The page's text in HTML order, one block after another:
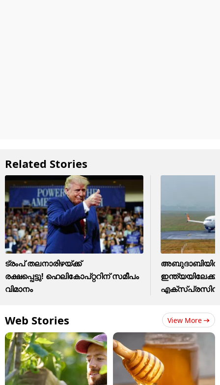
Related Stories
ട്രംപ് തലനാരിഴയ്ക്ക്
രക്ഷപ്പെട്ടു! ഹെലികോപ്റ്ററിന് സമീപം
വിമാനം
അബുദാബിയിൽ
Web Stories View More